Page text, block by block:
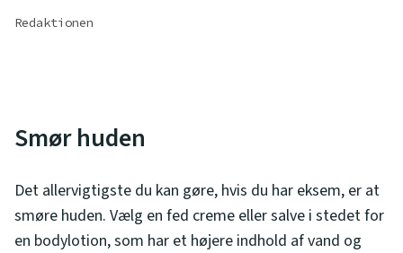
Redaktionen
Smør huden
Det allervigtigste du kan gøre, hvis du har eksem, er at
smøre huden. Vælg en fed creme eller salve i stedet for
en bodylotion, som har et højere indhold af vand og